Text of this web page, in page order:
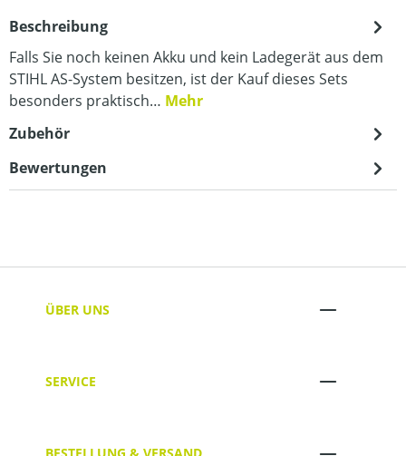
Beschreibung
Falls Sie noch keinen Akku und kein Ladegerät aus dem
STIHL AS-System besitzen, ist der Kauf dieses Sets
besonders praktisch… Mehr
Zubehör
Bewertungen
ÜBER UNS
SERVICE